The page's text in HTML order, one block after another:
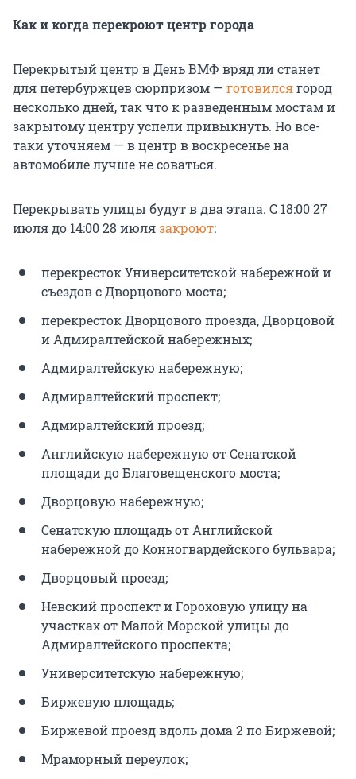
Как и когда перекроют центр города
Перекрытый центр в День ВМФ вряд ли станет
для петербуржцев сюрпризом — готовилсягород
несколько дней, так что к разведенным мостам и
закрытому центру успели привыкнуть. Но все-
таки уточняем — в центр в воскресенье на
автомобиле лучше не соваться.
Перекрывать улицы будут в два этапа. С 18:00 27
июля до 14:00 28 июлязакроют:
перекресток Университетской набережной и
съездов с Дворцового моста;
перекресток Дворцового проезда, Дворцовой
и Адмиралтейской набережных;
Адмиралтейскую набережную;
Адмиралтейский проспект;
Адмиралтейский проезд;
Английскую набережную от Сенатской
площади до Благовещенского моста;
Дворцовую набережную;
Сенатскую площадь от Английской
набережной до Конногвардейского бульвара;
Дворцовый проезд;
Невский проспект и Гороховую улицу на
участках от Малой Морской улицы до
Адмиралтейского проспекта;
Университетскую набережную;
Биржевую площадь;
Биржевой проезд вдоль дома 2 по Биржевой;
Мраморный переулок;